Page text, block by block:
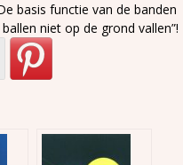
basis functie van de banden
niet op de grond vallen”!